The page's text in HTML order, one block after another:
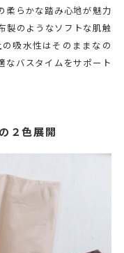
柔らかな踏み心地が魅力
製のようなソフトな肌触
吸水性はそのままなの
なバスタイムをサポート
２色展開